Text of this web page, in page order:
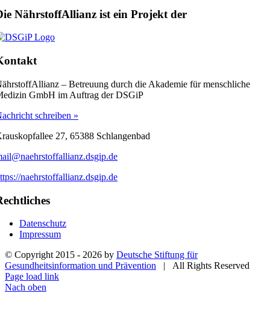
NährstoffAllianz ist ein Projekt der
– Betreuung durch die Akademie für menschliche
GmbH im Auftrag der DSGiP
schreiben »
27, 65388 Schlangenbad
naehrstoffallianz.dsgip.de
Datenschutz
Impressum
© Copyright 2015 - 2026 by Deutsche Stiftung für
Gesundheitsinformation und Prävention | All Rights Reserved
Page load link
Nach oben